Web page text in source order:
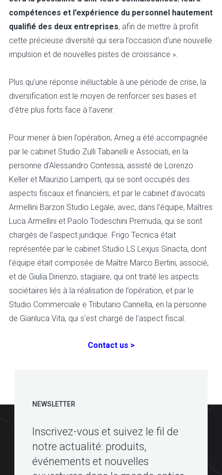
compétences et l’expérience du personnel hautement
qualifié des deux entreprises, afin de mettre à profit
cette précieuse diversité qui sera l’occasion d’une nouvelle
impulsion et de nouvelles pistes de croissance ».
Plus qu’une réponse inéluctable à une période de crise, la
diversification est le moyen de renforcer ses bases et
d’être plus forts face à l’avenir.
Pour mener à bien l’opération, Arneg a été accompagnée
par le cabinet Studio Zulli Tabanelli e Associati, en la
personne d’Alessandro Contessa, assisté de Lorenzo
Keller et Maurizio Lamperti, qui se sont occupés des
aspects fiscaux et financiers, et par le cabinet d’avocats
Armellini Barzon Studio Legale, avec, dans l’équipe, Maîtres
Luca Armellini et Paolo Todeschini Premuda, qui se sont
chargés de l’aspect juridique. Frigo Tecnica était
représentée par le cabinet Studio LS Lexjus Sinacta, dont
l’équipe était composée de Maître Marco Bertini, associé,
et de Giulia Dirienzo, stagiaire, qui ont traité les aspects
sociétaires liés à la réalisation de l’opération, et par le
Studio Commerciale e Tributario Cannella, en la personne
de Gianluca Vita, qui s’est chargé de l’aspect fiscal.
Contact us >
NEWSLETTER
Inscrivez-vous et suivez le fil de
notre actualité: produits,
événements et nouvelles